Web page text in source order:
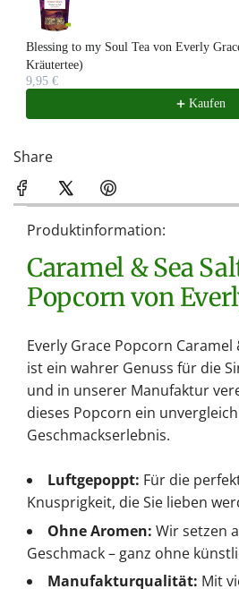
.
Blessing to my Soul Tea von Everly
Kräutertee)
9,95 €
Kaufen
Share
Produktinformation:
Caramel & Sea Salt Sensation
Popcorn von
Everly Grace Popcorn Caramel
ist ein wahrer Genuss für die
und in unserer Manufaktur
dieses Popcorn ein
Geschmackserlebnis.
Luftgepoppt: Für die
Knusprigkeit, die Sie lieben
Ohne Aromen: Wir setzen
Geschmack – ganz ohne
Manufakturqualität: Mit